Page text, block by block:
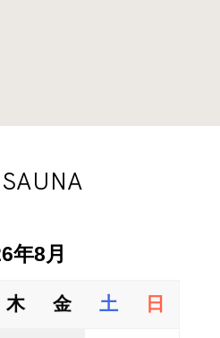
一度に入室できるのは最大
の
利用料
年8月
木 金 土 日